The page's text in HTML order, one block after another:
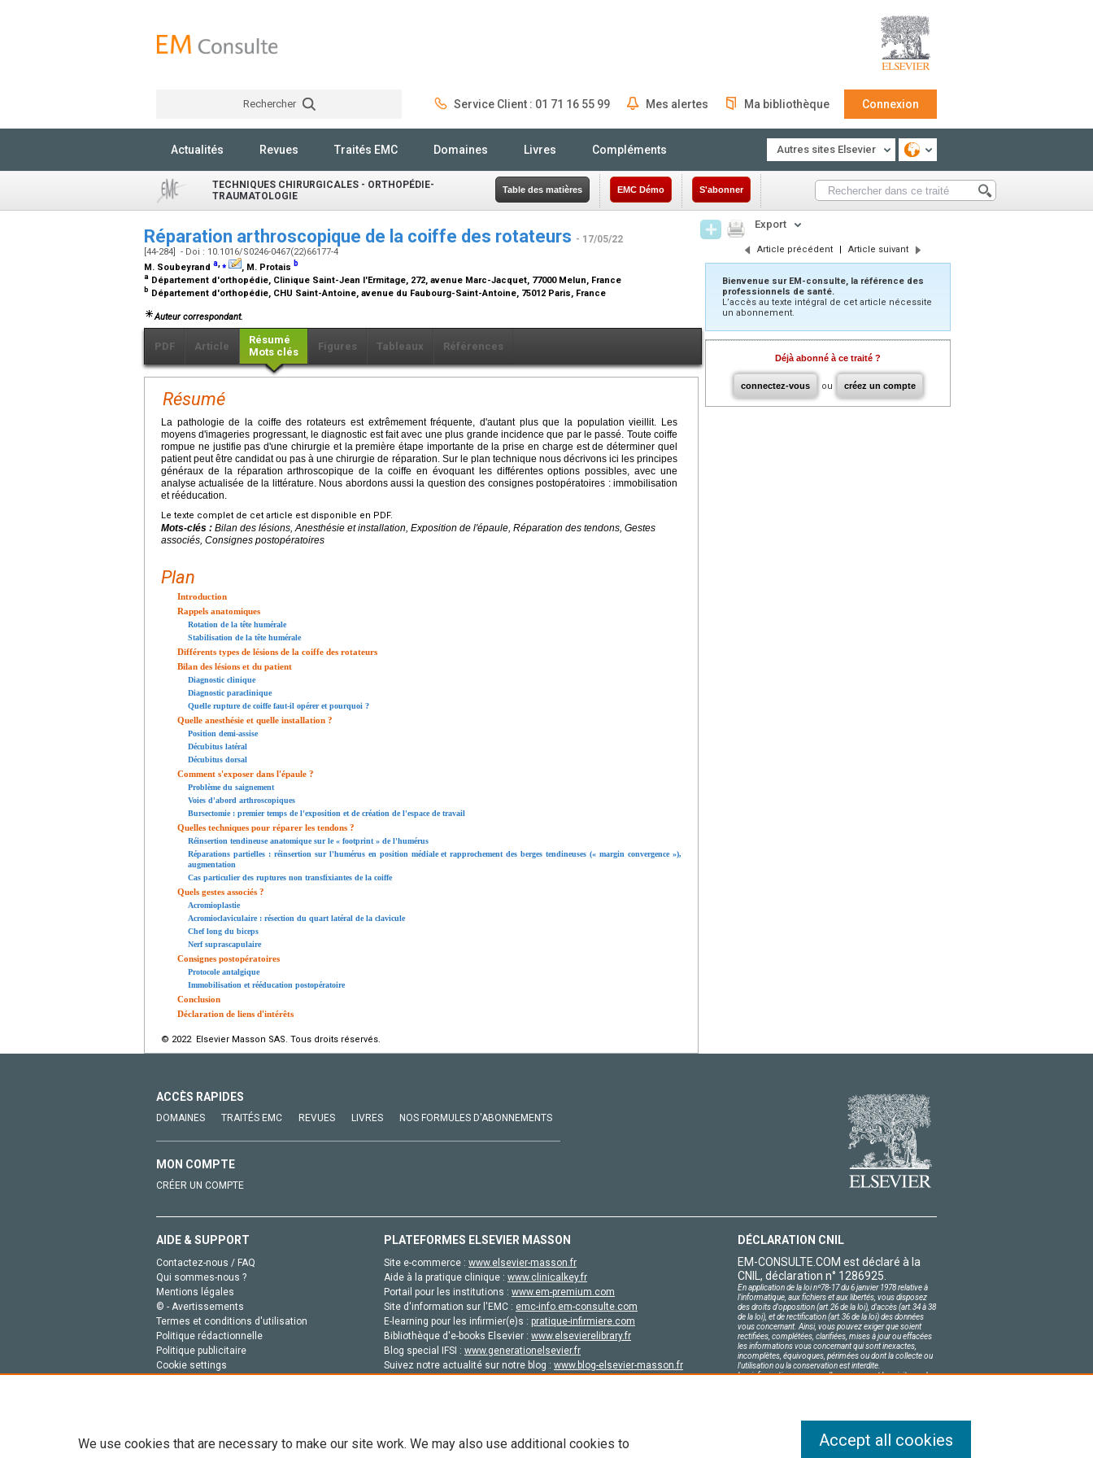
Rechercher Service Client : 01 71 16 55 99 Mes alertes Ma bibliothèque Connexion
Actualités Revues Traités EMC Domaines Livres Compléments Autres sites Elsevier
TECHNIQUES CHIRURGICALES - ORTHOPÉDIE-
TRAUMATOLOGIE
Table des matières EMC Démo S'abonner
Réparation arthroscopique de la coiffe des rotateurs - 17/05/22
[44-284] - Doi : 10.1016/S0246-0467(22)66177-4
M. Soubeyrand a,⁎ , M. Protais b
a Département d'orthopédie, Clinique Saint-Jean l'Ermitage, 272, avenue Marc-Jacquet, 77000 Melun, France
b Département d'orthopédie, CHU Saint-Antoine, avenue du Faubourg-Saint-Antoine, 75012 Paris, France
Auteur correspondant.
PDF Article
Résumé
Mots clés
Figures Tableaux Références
Résumé
La pathologie de la coiffe des rotateurs est extrêmement fréquente, d'autant plus que la population vieillit. Les
moyens d'imageries progressant, le diagnostic est fait avec une plus grande incidence que par le passé. Toute coiffe
rompue ne justifie pas d'une chirurgie et la première étape importante de la prise en charge est de déterminer quel
patient peut être candidat ou pas à une chirurgie de réparation. Sur le plan technique nous décrivons ici les principes
généraux de la réparation arthroscopique de la coiffe en évoquant les différentes options possibles, avec une
analyse actualisée de la littérature. Nous abordons aussi la question des consignes postopératoires : immobilisation
et rééducation.
Le texte complet de cet article est disponible en PDF.
Mots-clés : Bilan des lésions, Anesthésie et installation, Exposition de l'épaule, Réparation des tendons, Gestes
associés, Consignes postopératoires
Plan
Introduction
Rappels anatomiques
Rotation de la tête humérale
Stabilisation de la tête humérale
Différents types de lésions de la coiffe des rotateurs
Bilan des lésions et du patient
Diagnostic clinique
Diagnostic paraclinique
Quelle rupture de coiffe faut-il opérer et pourquoi ?
Quelle anesthésie et quelle installation ?
Position demi-assise
Décubitus latéral
Décubitus dorsal
Comment s'exposer dans l'épaule ?
Problème du saignement
Voies d'abord arthroscopiques
Bursectomie : premier temps de l'exposition et de création de l'espace de travail
Quelles techniques pour réparer les tendons ?
Réinsertion tendineuse anatomique sur le « footprint » de l'humérus
Réparations partielles : réinsertion sur l'humérus en position médiale et rapprochement des berges tendineuses (« margin convergence »),
augmentation
Cas particulier des ruptures non transfixiantes de la coiffe
Quels gestes associés ?
Acromioplastie
Acromioclaviculaire : résection du quart latéral de la clavicule
Chef long du biceps
Nerf suprascapulaire
Consignes postopératoires
Protocole antalgique
Immobilisation et rééducation postopératoire
Conclusion
Déclaration de liens d'intérêts
© 2022 Elsevier Masson SAS. Tous droits réservés.
Export
Article précédent | Article suivant
Bienvenue sur EM-consulte, la référence des
professionnels de santé.
L’accès au texte intégral de cet article nécessite
un abonnement.
Déjà abonné à ce traité ?
connectez-vous ou créez un compte
ACCÈS RAPIDES
DOMAINES TRAITÉS EMC REVUES LIVRES NOS FORMULES D'ABONNEMENTS
MON COMPTE
CRÉER UN COMPTE
AIDE & SUPPORT
Contactez-nous / FAQ
Qui sommes-nous ?
Mentions légales
© - Avertissements
Termes et conditions d'utilisation
Politique rédactionnelle
Politique publicitaire
Cookie settings
PLATEFORMES ELSEVIER MASSON
Site e-commerce : www.elsevier-masson.fr
Aide à la pratique clinique : www.clinicalkey.fr
Portail pour les institutions : www.em-premium.com
Site d'information sur l'EMC : emc-info.em-consulte.com
E-learning pour les infirmier(e)s : pratique-infirmiere.com
Bibliothèque d'e-books Elsevier : www.elsevierelibrary.fr
Blog special IFSI : www.generationelsevier.fr
Suivez notre actualité sur notre blog : www.blog-elsevier-masson.fr
DÉCLARATION CNIL
EM-CONSULTE.COM est déclaré à la
CNIL, déclaration n° 1286925.
En application de la loi nº78-17 du 6 janvier 1978 relative à
l'informatique, aux fichiers et aux libertés, vous disposez
des droits d'opposition (art.26 de la loi), d'accès (art.34 à 38
de la loi), et de rectification (art.36 de la loi) des données
vous concernant. Ainsi, vous pouvez exiger que soient
rectifiées, complétées, clarifiées, mises à jour ou effacées
les informations vous concernant qui sont inexactes,
incomplètes, équivoques, périmées ou dont la collecte ou
l'utilisation ou la conservation est interdite.
Les informations personnelles concernant les visiteurs de
We use cookies that are necessary to make our site work. We may also use additional cookies to
Accept all cookies